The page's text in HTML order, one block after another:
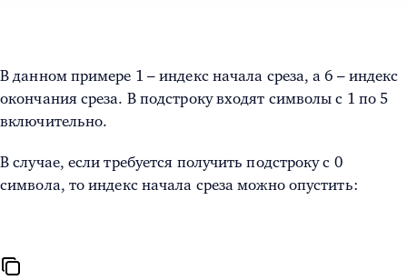
В данном примере 1 – индекс начала среза, а 6 – индекс
окончания среза. В подстроку входят символы с 1 по 5
включительно.
В случае, если требуется получить подстроку с 0
символа, то индекс начала среза можно опустить: